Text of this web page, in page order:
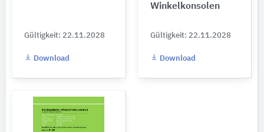
Gültigkeit: 22.11.2028
Download
Winkelkonsolen
Gültigkeit: 22.11.2028
Download